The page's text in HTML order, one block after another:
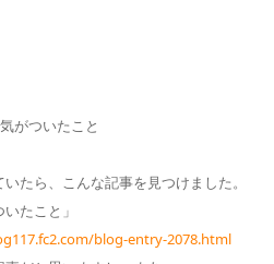
ついたこと
たら、こんな記事を見つけました。
たこと」
blog-entry-2078.html